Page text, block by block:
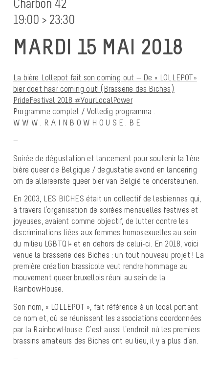
Charbon 42
19:00 > 23:30
MARDI 15 MAI 2018
La bière Lollepot fait son coming out — De « LOLLEPOT»
bier doet haar coming out! (Brasserie des Biches)
PrideFestival 2018 #YourLocalPower
Programme complet / Volledig programma :
W W W . R A I N B O W H O U S E . B E
—
Soirée de dégustation et lancement pour soutenir la 1ère
bière queer de Belgique / degustatie avond en lancering
om de allereerste queer bier van België te ondersteunen.
En 2003, LES BICHES était un collectif de lesbiennes qui,
à travers l’organisation de soirées mensuelles festives et
joyeuses, avaient comme objectif, de lutter contre les
discriminations liées aux femmes homosexuelles au sein
du milieu LGBTQI+ et en dehors de celui-ci. En 2018, voici
venue la brasserie des Biches : un tout nouveau projet ! La
première création brassicole veut rendre hommage au
mouvement queer bruxellois réuni au sein de la
RainbowHouse.
Son nom, « LOLLEPOT », fait référence à un local portant
ce nom et, où se réunissent les associations coordonnées
par la RainbowHouse. C’est aussi l’endroit où les premiers
brassins amateurs des Biches ont eu lieu, il y a plus d’an.
—